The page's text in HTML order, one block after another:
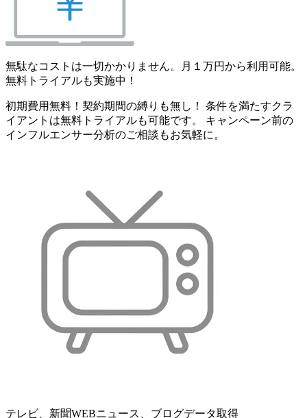
無駄なコストは一切かかりません。月１万円から利用可能。
無料トライアルも実施中！
初期費用無料！契約期間の縛りも無し！ 条件を満たすクラ
イアントは無料トライアルも可能です。 キャンペーン前の
インフルエンサー分析のご相談もお気軽に。
テレビ、新聞WEBニュース、ブログデータ取得